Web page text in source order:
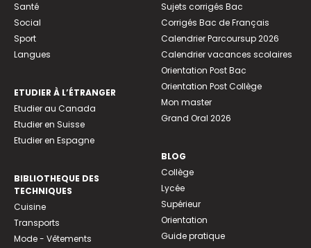
Santé
Social
Sport
Langues
ETUDIER À L’ÉTRANGER
Etudier au Canada
Etudier en Suisse
Etudier en Espagne
BIBLIOTHEQUE DES
TECHNIQUES
Cuisine
Transports
Mode - Vêtements
Sujets corrigés Bac
Corrigés Bac de Français
Calendrier Parcoursup 2026
Calendrier vacances scolaires
Orientation Post Bac
Orientation Post Collège
Mon master
Grand Oral 2026
BLOG
Collège
Lycée
Supérieur
Orientation
Guide pratique